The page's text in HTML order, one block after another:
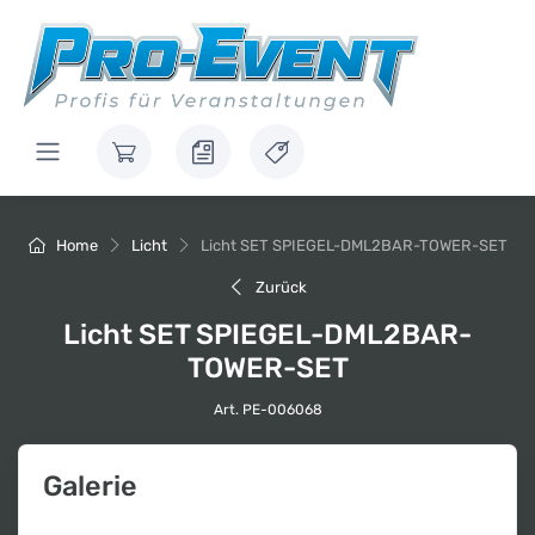
Home Licht Licht SET SPIEGEL-DML2BAR-TOWER-SET
Zurück
Licht SET SPIEGEL-DML2BAR-
TOWER-SET
Art. PE-006068
Galerie